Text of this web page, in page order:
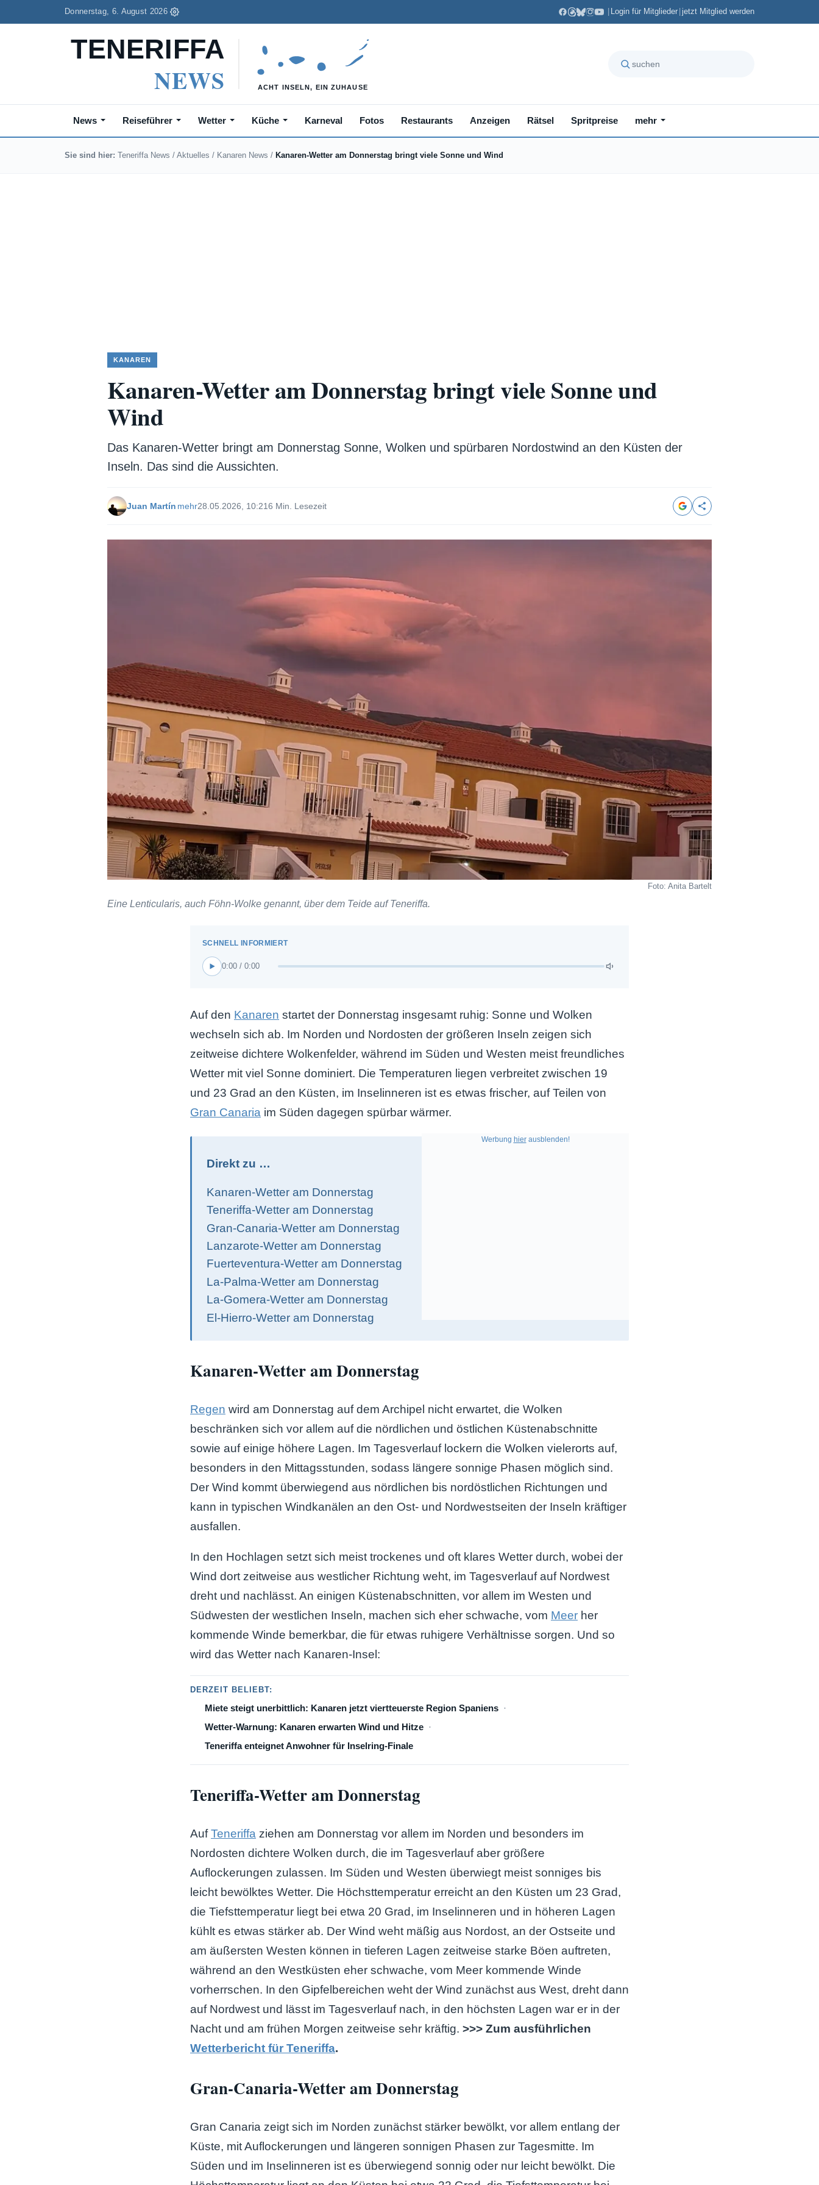
Donnerstag, 6. August 2026 Login für Mitglieder jetzt Mitglied werden
News Reiseführer Wetter Küche Karneval Fotos Restaurants Anzeigen Rätsel Spritpreise mehr
Sie sind hier: Teneriffa News / Aktuelles / Kanaren News / Kanaren-Wetter am Donnerstag bringt viele Sonne und Wind
KANAREN
Kanaren-Wetter am Donnerstag bringt viele Sonne und
Wind
Das Kanaren-Wetter bringt am Donnerstag Sonne, Wolken und spürbaren Nordostwind an den Küsten der
Inseln. Das sind die Aussichten.
Juan Martín mehr28.05.2026, 10:216 Min. Lesezeit
Foto: Anita Bartelt
Eine Lenticularis, auch Föhn-Wolke genannt, über dem Teide auf Teneriffa.
0:00 / 0:00
Auf den Kanaren startet der Donnerstag insgesamt ruhig: Sonne und Wolken
wechseln sich ab. Im Norden und Nordosten der größeren Inseln zeigen sich
zeitweise dichtere Wolkenfelder, während im Süden und Westen meist freundliches
Wetter mit viel Sonne dominiert. Die Temperaturen liegen verbreitet zwischen 19
und 23 Grad an den Küsten, im Inselinneren ist es etwas frischer, auf Teilen von
Gran Canaria im Süden dagegen spürbar wärmer.
Werbung hierausblenden!
Direkt zu …
Kanaren-Wetter am Donnerstag
Teneriffa-Wetter am Donnerstag
Gran-Canaria-Wetter am Donnerstag
Lanzarote-Wetter am Donnerstag
Fuerteventura-Wetter am Donnerstag
La-Palma-Wetter am Donnerstag
La-Gomera-Wetter am Donnerstag
El-Hierro-Wetter am Donnerstag
Kanaren-Wetter am Donnerstag
Regen wird am Donnerstag auf dem Archipel nicht erwartet, die Wolken
beschränken sich vor allem auf die nördlichen und östlichen Küstenabschnitte
sowie auf einige höhere Lagen. Im Tagesverlauf lockern die Wolken vielerorts auf,
besonders in den Mittagsstunden, sodass längere sonnige Phasen möglich sind.
Der Wind kommt überwiegend aus nördlichen bis nordöstlichen Richtungen und
kann in typischen Windkanälen an den Ost- und Nordwestseiten der Inseln kräftiger
ausfallen.
In den Hochlagen setzt sich meist trockenes und oft klares Wetter durch, wobei der
Wind dort zeitweise aus westlicher Richtung weht, im Tagesverlauf auf Nordwest
dreht und nachlässt. An einigen Küstenabschnitten, vor allem im Westen und
Südwesten der westlichen Inseln, machen sich eher schwache, vom Meer her
kommende Winde bemerkbar, die für etwas ruhigere Verhältnisse sorgen. Und so
wird das Wetter nach Kanaren-Insel:
DERZEIT BELIEBT:
Miete steigt unerbittlich: Kanaren jetzt viertteuerste Region Spaniens
Wetter-Warnung: Kanaren erwarten Wind und Hitze
Teneriffa enteignet Anwohner für Inselring-Finale
Teneriffa-Wetter am Donnerstag
AufTeneriffa ziehen am Donnerstag vor allem im Norden und besonders im
Nordosten dichtere Wolken durch, die im Tagesverlauf aber größere
Auflockerungen zulassen. Im Süden und Westen überwiegt meist sonniges bis
leicht bewölktes Wetter. Die Höchsttemperatur erreicht an den Küsten um 23 Grad,
die Tiefsttemperatur liegt bei etwa 20 Grad, im Inselinneren und in höheren Lagen
kühlt es etwas stärker ab. Der Wind weht mäßig aus Nordost, an der Ostseite und
am äußersten Westen können in tieferen Lagen zeitweise starke Böen auftreten,
während an den Westküsten eher schwache, vom Meer kommende Winde
vorherrschen. In den Gipfelbereichen weht der Wind zunächst aus West, dreht dann
auf Nordwest und lässt im Tagesverlauf nach, in den höchsten Lagen war er in der
Nacht und am frühen Morgen zeitweise sehr kräftig. >>> Zum ausführlichen
Wetterbericht für Teneriffa.
Gran-Canaria-Wetter am Donnerstag
Gran Canaria zeigt sich im Norden zunächst stärker bewölkt, vor allem entlang der
Küste, mit Auflockerungen und längeren sonnigen Phasen zur Tagesmitte. Im
Süden und im Inselinneren ist es überwiegend sonnig oder nur leicht bewölkt. Die